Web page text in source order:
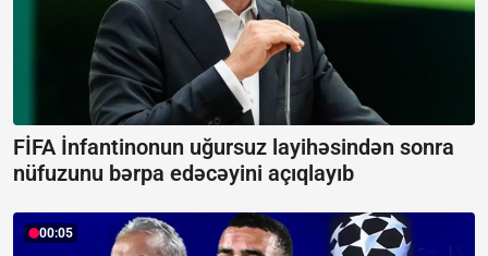
FİFA İnfantinonun uğursuz layihəsindən sonra
nüfuzunu bərpa edəcəyini açıqlayıb
00:05